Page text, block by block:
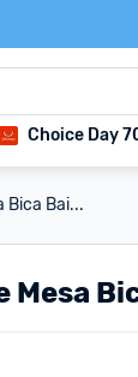
Choice Day
Bica Bai...